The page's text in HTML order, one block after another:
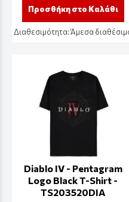
Προσθήκη στο Καλάθι
Διαθεσιμότητα:Άμεσα
Diablo IV - Pentagram
Logo Black T-Shirt -
TS203520DIA